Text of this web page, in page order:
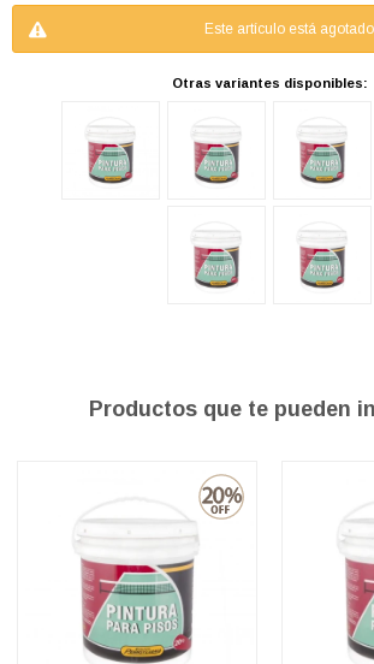
Este artículo está agotado.
Otras variantes disponibles:
Productos que te pueden